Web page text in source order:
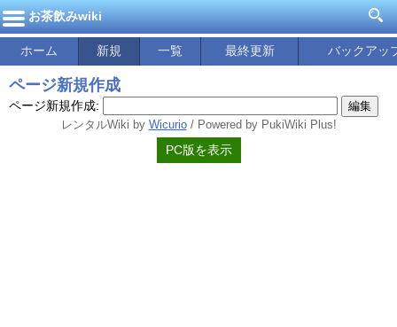
お茶飲みwiki
ホーム 新規 一覧 最終更新 バックアッ
ページ新規作成
ページ新規作成:
レンタルWiki by Wicurio/ Powered by PukiWiki Plus!
PC版を表示